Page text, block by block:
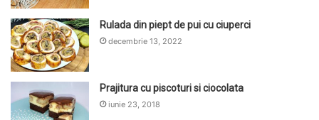
Rulada din piept de pui cu ciuperci
decembrie 13, 2022
Prajitura cu piscoturi si ciocolata
iunie 23, 2018